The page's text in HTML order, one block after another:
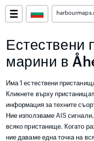
Естествени
марини в
Има 1 естествени
Кликнете върху
информация за техните
Ние използваме AIS
всяко пристанище. Когато
ние даваме една точка на